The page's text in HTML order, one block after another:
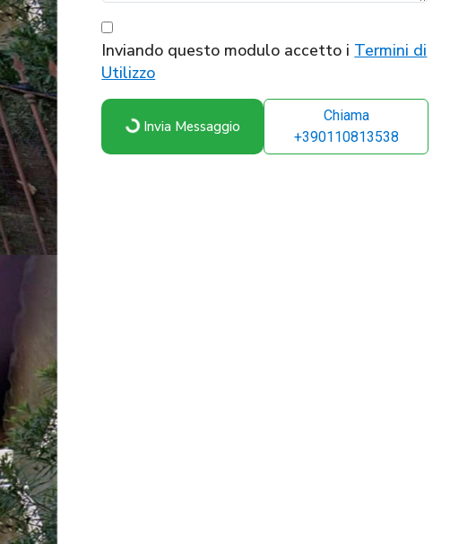
Inviando questo modulo accetto i Termini di
Utilizzo
Invia Messaggio
Chiama
+390110813538